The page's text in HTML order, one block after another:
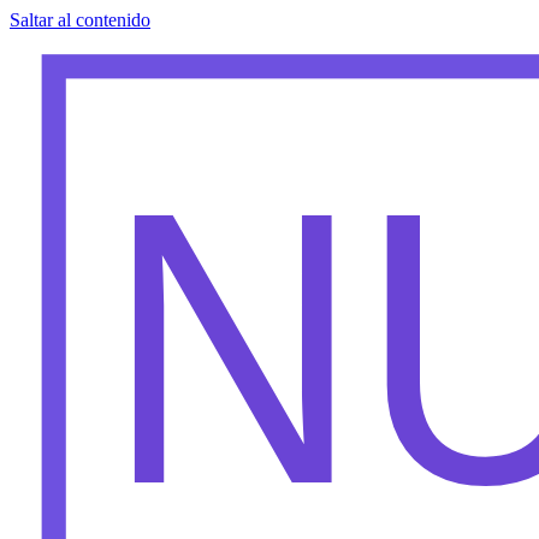
Saltar al contenido